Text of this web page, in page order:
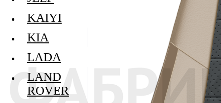
KAIYI
KIA
LADA
LAND
ROVER